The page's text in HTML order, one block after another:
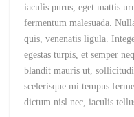
iaculis purus, eget mattis
fermentum malesuada.
quis, venenatis ligula.
egestas turpis, et semper
blandit mauris ut,
scelerisque mi tempus
dictum nisl nec, iaculis